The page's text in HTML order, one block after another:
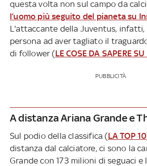
questa volta non sul campo da
l’uomo più seguito del pianeta su
L'attaccante della Juventus, infatti,
persona ad aver tagliato il
di follower (LE COSE DA SAPERE SU
PUBBLICITÀ
A distanza Ariana Grande e
Sul podio della classifica (LA TOP 10
distanza dal calciatore, ci sono la
Grande con 173 milioni di seguaci e